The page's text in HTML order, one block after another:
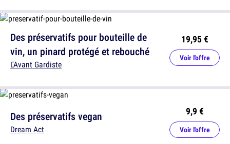
Des préservatifs vegan
Dream Act
9,9 €
Voir l'offre
Des préservatifs pour bouteille de
vin, un pinard protégé et rebouché
L'Avant Gardiste
19,95 €
Voir l'offre